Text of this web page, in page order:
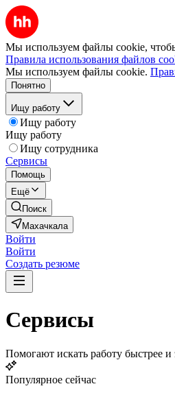
Мы используем файлы cookie,
Правила использования файлов
Мы используем файлы cookie.
Понятно
Ищу работу
Ищу работу
Ищу работу
Ищу сотрудника
Сервисы
Помощь
Ещё
Поиск
Махачкала
Войти
Войти
Создать резюме
Сервисы
Помогают искать работу быстрее и
Популярное сейчас